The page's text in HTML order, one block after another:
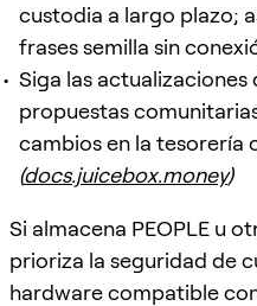
custodia a largo plazo;
frases semilla sin
Siga las actualizaciones
propuestas
cambios en la tesorería
(docs.juicebox.money)
Si almacena PEOPLE u
prioriza la seguridad de
hardware compatible